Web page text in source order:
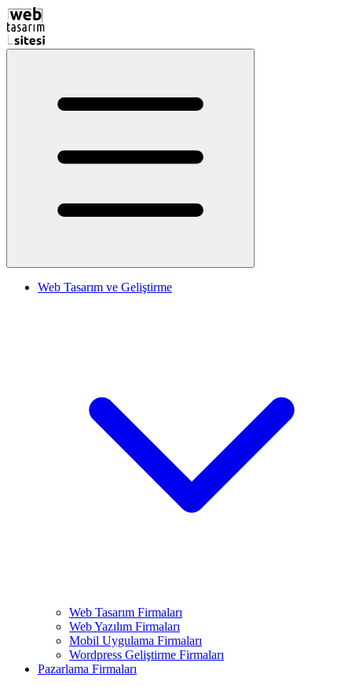
Web Tasarım ve Geliştirme
Web Tasarım Firmaları
Web Yazılım Firmaları
Mobil Uygulama Firmaları
Wordpress Geliştirme Firmaları
Pazarlama Firmaları